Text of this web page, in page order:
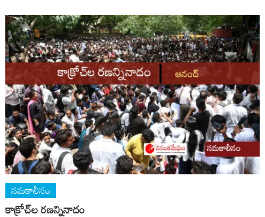
సమకాలీనం
కాక్రోచ్‌ల ర‌ణ‌న్నినాదం